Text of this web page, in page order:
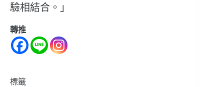
驗相結合。」
轉推
標籤